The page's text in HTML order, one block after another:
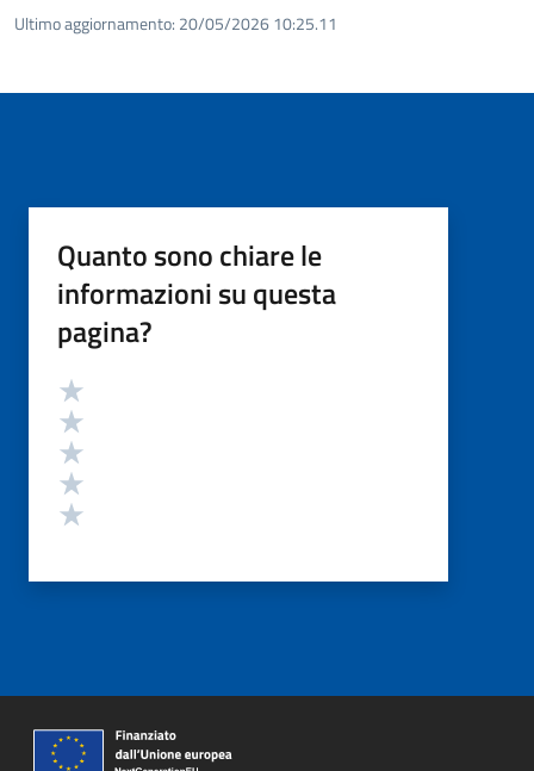
Ultimo aggiornamento: 20/05/2026 10:25.11
Quanto sono chiare le
informazioni su questa
pagina?
Valutazione